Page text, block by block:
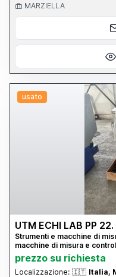
MARZIELLA
usato
UTM ECHI LAB PP
Strumenti e macchine di
macchine di misura e
prezzo su richiesta
Localizzazione: 🇮🇹 Italia,